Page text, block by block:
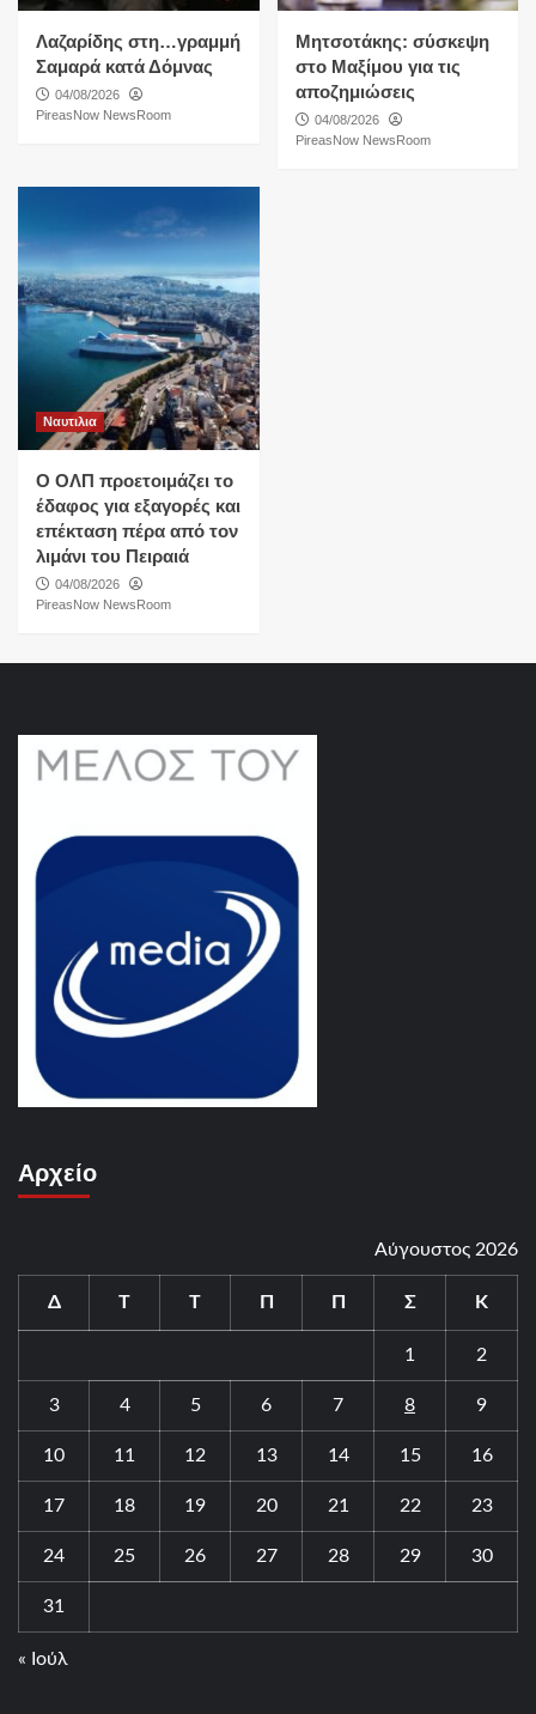
Λαζαρίδης στη…γραμμή
Σαμαρά κατά Δόμνας
04/08/2026
PireasNow NewsRoom
Μητσοτάκης: σύσκεψη
στο Μαξίμου για τις
αποζημιώσεις
04/08/2026
PireasNow NewsRoom
Ναυτιλια
O ΟΛΠ προετοιμάζει το
έδαφος για εξαγορές και
επέκταση πέρα από τον
λιμάνι του Πειραιά
04/08/2026
PireasNow NewsRoom
Αρχείο
Αύγουστος 2026
Δ Τ Τ Π Π Σ Κ
1 2
3 4 5 6 7 8 9
10 11 12 13 14 15 16
17 18 19 20 21 22 23
24 25 26 27 28 29 30
31
« Ιούλ